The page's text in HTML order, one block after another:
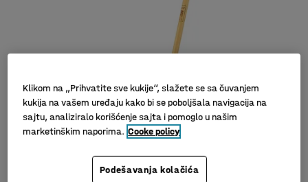
Klikom na „Prihvatite sve kukije“, slažete se sa čuvanjem
kukija na vašem uređaju kako bi se poboljšala navigacija na
sajtu, analiziralo korišćenje sajta i pomoglo u našim
marketinškim naporima. Cooke policy
Podešavanja kolačića